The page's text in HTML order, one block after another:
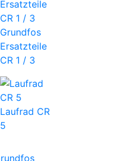
Grundfos
Ersatzteile
CR 1 / 3
Laufrad CR
5